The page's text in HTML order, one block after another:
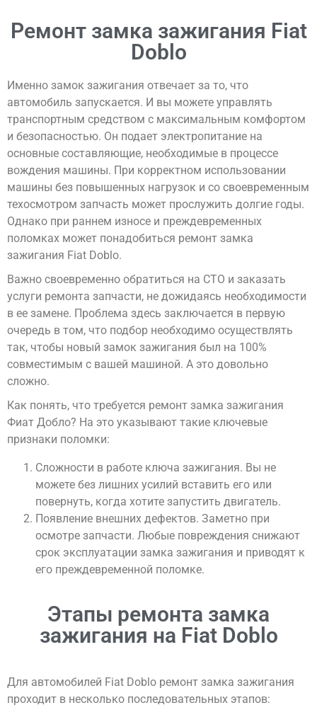
Ремонт замка зажигания Fiat
Doblo
Именно замок зажигания отвечает за то, что
автомобиль запускается. И вы можете управлять
транспортным средством с максимальным комфортом
и безопасностью. Он подает электропитание на
основные составляющие, необходимые в процессе
вождения машины. При корректном использовании
машины без повышенных нагрузок и со своевременным
техосмотром запчасть может прослужить долгие годы.
Однако при раннем износе и преждевременных
поломках может понадобиться ремонт замка
зажигания Fiat Doblo.
Важно своевременно обратиться на СТО и заказать
услуги ремонта запчасти, не дожидаясь необходимости
в ее замене. Проблема здесь заключается в первую
очередь в том, что подбор необходимо осуществлять
так, чтобы новый замок зажигания был на 100%
совместимым с вашей машиной. А это довольно
сложно.
Как понять, что требуется ремонт замка зажигания
Фиат Добло? На это указывают такие ключевые
признаки поломки:
Сложности в работе ключа зажигания. Вы не
можете без лишних усилий вставить его или
повернуть, когда хотите запустить двигатель.
Появление внешних дефектов. Заметно при
осмотре запчасти. Любые повреждения снижают
срок эксплуатации замка зажигания и приводят к
его преждевременной поломке.
Этапы ремонта замка
зажигания на Fiat Doblo
Для автомобилей Fiat Doblo ремонт замка зажигания
проходит в несколько последовательных этапов: